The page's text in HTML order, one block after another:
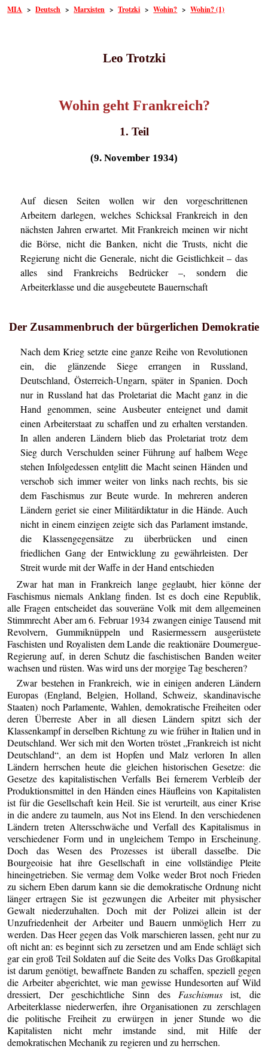
MIA >Deutsch >Marxisten >Trotzki >Wohin? >Wohin? (1)
Leo Trotzki
Wohin geht Frankreich?
1. Teil
(9. November 1934)
Auf diesen Seiten wollen wir den vorgeschrittenen
Arbeitern darlegen, welches Schicksal Frankreich in den
nächsten Jahren erwartet. Mit Frankreich meinen wir nicht
die Börse, nicht die Banken, nicht die Trusts, nicht die
Regierung nicht die Generale, nicht die Geistlichkeit – das
alles sind Frankreichs Bedrücker –, sondern die
Arbeiterklasse und die ausgebeutete Bauernschaft
Der Zusammenbruch der bürgerlichen Demokratie
Nach dem Krieg setzte eine ganze Reihe von Revolutionen
ein, die glänzende Siege errangen in Russland,
Deutschland, Österreich-Ungarn, später in Spanien. Doch
nur in Russland hat das Proletariat die Macht ganz in die
Hand genommen, seine Ausbeuter enteignet und damit
einen Arbeiterstaat zu schaffen und zu erhalten verstanden.
In allen anderen Ländern blieb das Proletariat trotz dem
Sieg durch Verschulden seiner Führung auf halbem Wege
stehen Infolgedessen entglitt die Macht seinen Händen und
verschob sich immer weiter von links nach rechts, bis sie
dem Faschismus zur Beute wurde. In mehreren anderen
Ländern geriet sie einer Militärdiktatur in die Hände. Auch
nicht in einem einzigen zeigte sich das Parlament imstande,
die Klassengegensätze zu überbrücken und einen
friedlichen Gang der Entwicklung zu gewährleisten. Der
Streit wurde mit der Waffe in der Hand entschieden
Zwar hat man in Frankreich lange geglaubt, hier könne der
Faschismus niemals Anklang finden. Ist es doch eine Republik,
alle Fragen entscheidet das souveräne Volk mit dem allgemeinen
Stimmrecht Aber am 6. Februar 1934 zwangen einige Tausend mit
Revolvern, Gummiknüppeln und Rasiermessern ausgerüstete
Faschisten und Royalisten dem Lande die reaktionäre Doumergue-
Regierung auf, in deren Schutz die faschistischen Banden weiter
wachsen und rüsten. Was wird uns der morgige Tag bescheren?
Zwar bestehen in Frankreich, wie in einigen anderen Ländern
Europas (England, Belgien, Holland, Schweiz, skandinavische
Staaten) noch Parlamente, Wahlen, demokratische Freiheiten oder
deren Überreste Aber in all diesen Ländern spitzt sich der
Klassenkampf in derselben Richtung zu wie früher in Italien und in
Deutschland. Wer sich mit den Worten tröstet „Frankreich ist nicht
Deutschland“, an dem ist Hopfen und Malz verloren In allen
Ländern herrschen heute die gleichen historischen Gesetze: die
Gesetze des kapitalistischen Verfalls Bei fernerem Verbleib der
Produktionsmittel in den Händen eines Häufleins von Kapitalisten
ist für die Gesellschaft kein Heil. Sie ist verurteilt, aus einer Krise
in die andere zu taumeln, aus Not ins Elend. In den verschiedenen
Ländern treten Altersschwäche und Verfall des Kapitalismus in
verschiedener Form und in ungleichem Tempo in Erscheinung.
Doch das Wesen des Prozesses ist überall dasselbe. Die
Bourgeoisie hat ihre Gesellschaft in eine vollständige Pleite
hineingetrieben. Sie vermag dem Volke weder Brot noch Frieden
zu sichern Eben darum kann sie die demokratische Ordnung nicht
länger ertragen Sie ist gezwungen die Arbeiter mit physischer
Gewalt niederzuhalten. Doch mit der Polizei allein ist der
Unzufriedenheit der Arbeiter und Bauern unmöglich Herr zu
werden. Das Heer gegen das Volk marschieren lassen, geht nur zu
oft nicht an: es beginnt sich zu zersetzen und am Ende schlägt sich
gar ein groß Teil Soldaten auf die Seite des Volks Das Großkapital
ist darum genötigt, bewaffnete Banden zu schaffen, speziell gegen
die Arbeiter abgerichtet, wie man gewisse Hundesorten auf Wild
dressiert, Der geschichtliche Sinn des Faschismus ist, die
Arbeiterklasse niederwerfen, ihre Organisationen zu zerschlagen
die politische Freiheit zu erwürgen in jener Stunde wo die
Kapitalisten nicht mehr imstande sind, mit Hilfe der
demokratischen Mechanik zu regieren und zu herrschen.